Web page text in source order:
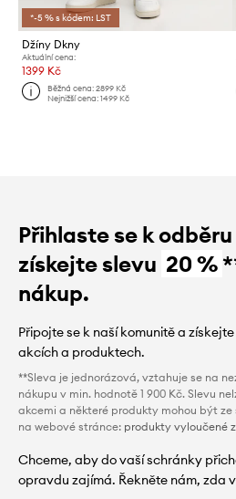
*-5 % s kódem: LST
Džíny Dkny
Aktuální cena:
1399 Kč
Běžná cena:2899 Kč
Nejnižší cena:1499 Kč
Přihlaste se k
získejte slevu 20 %
nákup.
Připojte se k naší komunitě a
akcích a produktech.
**Sleva je jednorázová, vztahuje se na
nákupu v min. hodnotě 1 900 Kč. Slevu
akcemi a některé produkty mohou být
na webové stránce: produkty vyloučené
Chceme, aby do vaší schránky
opravdu zajímá. Řekněte nám, zda